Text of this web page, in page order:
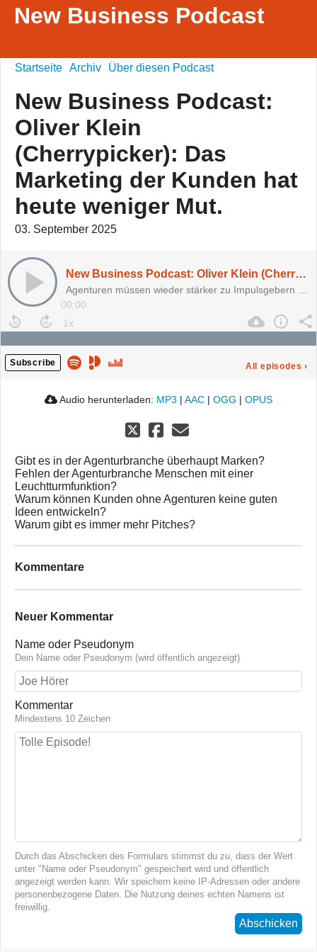
New Business Podcast
Startseite Archiv Über diesen Podcast
New Business Podcast:
Oliver Klein
(Cherrypicker): Das
Marketing der Kunden hat
heute weniger Mut.
03. September 2025
New Business Podcast: Oliver Klein (Cherrypicker): Das Marketing der Kunden hat heute weniger Mut.
00:00
Subscribe All episodes ›
Audio herunterladen: MP3 | AAC | OGG | OPUS
Gibt es in der Agenturbranche überhaupt Marken?
Fehlen der Agenturbranche Menschen mit einer
Leuchtturmfunktion?
Warum können Kunden ohne Agenturen keine guten
Ideen entwickeln?
Warum gibt es immer mehr Pitches?
Kommentare
Neuer Kommentar
Name oder Pseudonym
Dein Name oder Pseudonym (wird öffentlich angezeigt)
Kommentar
Mindestens 10 Zeichen
Durch das Abschicken des Formulars stimmst du zu, dass der Wert
unter "Name oder Pseudonym" gespeichert wird und öffentlich
angezeigt werden kann. Wir speichern keine IP-Adressen oder andere
personenbezogene Daten. Die Nutzung deines echten Namens ist
freiwillig.
Abschicken